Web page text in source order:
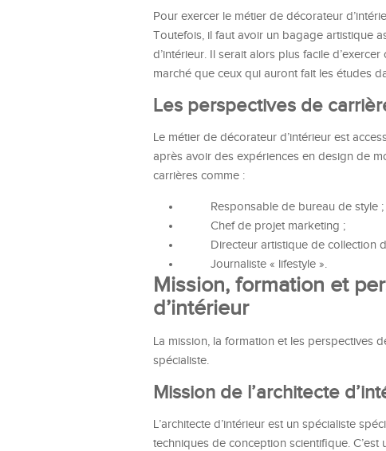
Pour exercer le métier de décorateur
Toutefois, il faut avoir un bagage artistique
d’intérieur. Il serait alors plus facile
marché que ceux qui auront fait les études
Les perspectives de
Le métier de décorateur d’intérieur est
après avoir des expériences en design de
carrières comme :
Responsable de bureau de style ;
Chef de projet marketing ;
Directeur artistique de collection
Journaliste « lifestyle ».
Mission, formation et
d’intérieur
La mission, la formation et les perspectives
spécialiste.
Mission de l’architecte
L’architecte d’intérieur est un spécialiste
techniques de conception scientifique.